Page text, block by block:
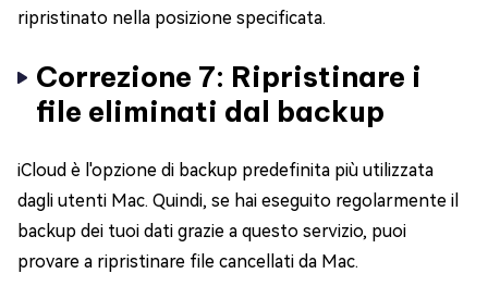
ripristinato nella posizione specificata.
Correzione 7: Ripristinare i
file eliminati dal backup
iCloud è l'opzione di backup predefinita più utilizzata
dagli utenti Mac. Quindi, se hai eseguito regolarmente il
backup dei tuoi dati grazie a questo servizio, puoi
provare a ripristinare file cancellati da Mac.